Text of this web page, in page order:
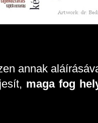
annak
maga fog